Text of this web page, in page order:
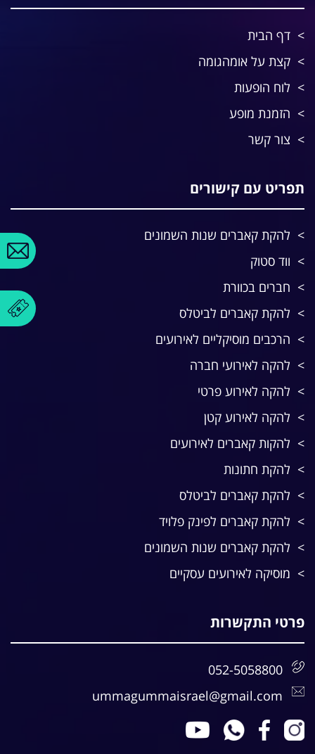
דף הבית
קצת על אומהגומה
לוח הופעות
הזמנת מופע
צור קשר
תפריט עם קישורים
להקת קאברים שנות השמונים
ווד סטוק
חברים בכוורת
להקת קאברים לביטלס
הרכבים מוסיקליים לאירועים
להקה לאירועי חברה
להקה לאירוע פרטי
להקה לאירוע קטן
להקות קאברים לאירועים
להקת חתונות
להקת קאברים לביטלס
להקת קאברים לפינק פלויד
להקת קאברים שנות השמונים
מוסיקה לאירועים עסקיים
פרטי התקשרות
052-5058800
ummagummaisrael@gmail.com